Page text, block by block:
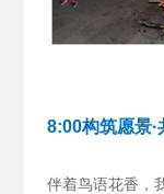
8:00构筑愿景·
伴着鸟语花香，